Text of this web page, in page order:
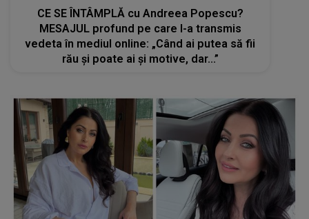
CE SE ÎNTÂMPLĂ cu Andreea Popescu?
MESAJUL profund pe care l-a transmis
vedeta în mediul online: „Când ai putea să fii
rău și poate ai și motive, dar...”